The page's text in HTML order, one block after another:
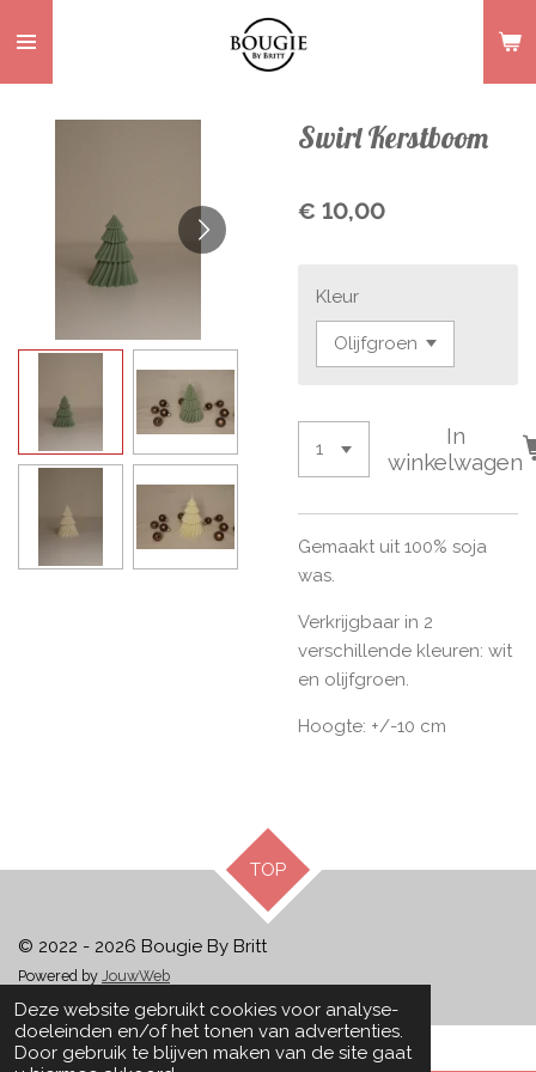
Deze website gebruikt cookies voor analyse-
doeleinden en/of het tonen van advertenties.
Door gebruik te blijven maken van de site gaat
direct
naar
Swirl Kerstboom
€ 10,00
Kleur
In
winkelwagen
Gemaakt uit 100% soja
was.
Verkrijgbaar in 2
verschillende kleuren: wit
en olijfgroen.
Hoogte: +/-10 cm
TOP
© 2022 - 2026 Bougie By Britt
Powered by JouwWeb